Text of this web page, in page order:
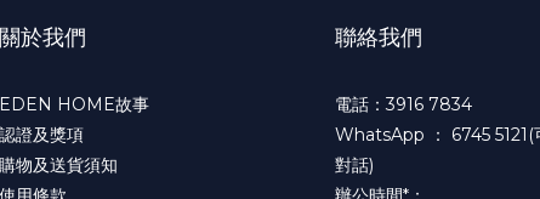
關於我們
EDEN HOME故事
認證及獎項
購物及送貨須知
聯絡我們
電話：3916 7834
WhatsApp ： 6745
對話)